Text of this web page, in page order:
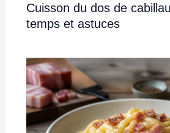
Cuisson du dos de
temps et astuces